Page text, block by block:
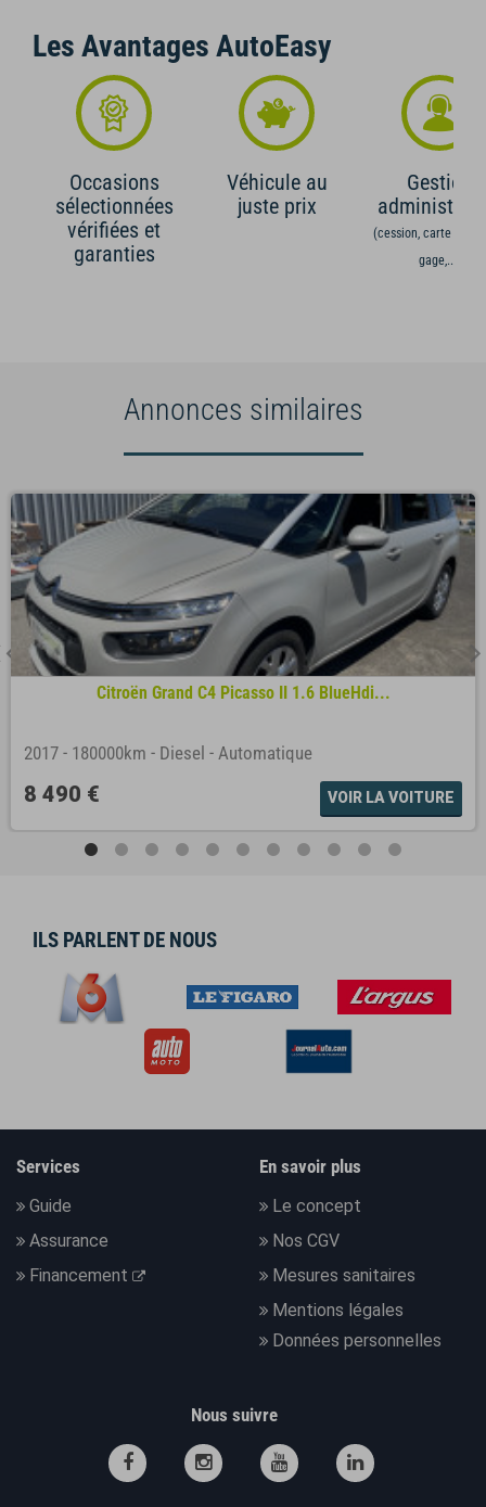
Les Avantages AutoEasy
Occasions
sélectionnées
vérifiées et
garanties
Véhicule au
juste prix
Gestion
(cession, carte grise,
gage,...)
Annonces similaires
Citroën Grand C4 Picasso II 1.6 BlueHdi...
2017 - 180000km - Diesel - Automatique
8 490 € VOIR LA VOITURE
ILS PARLENT DE NOUS
Services
Guide
Assurance
Financement
En savoir plus
Le concept
Nos CGV
Mesures sanitaires
Mentions légales
Données personnelles
Nous suivre